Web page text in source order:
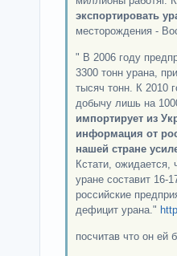
экспортировать
месторождения -
" В 2006 году
3300 тонн урана,
тысяч тонн. К 2010
добычу лишь на
импортирует из
информация от
нашей стране
Кстати, ожидается,
уране составит 16-
российские
дефицит урана."
посчитав что он ей